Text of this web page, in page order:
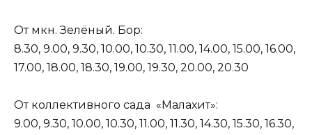
От мкн. Зелёный. Бор:
8.30, 9.00, 9.30, 10.00, 10.30, 11.00, 14.00, 15.00, 16.00,
17.00, 18.00, 18.30, 19.00, 19.30, 20.00, 20.30
От коллективного сада «Малахит»:
9.00, 9.30, 10.00, 10.30, 11.00, 11.30, 14.30, 15.30, 16.30,